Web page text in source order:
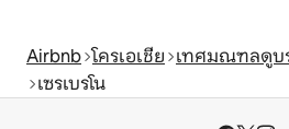
Airbnb โครเอเชีย เทศมณฑลดูบ
เซรเบรโน